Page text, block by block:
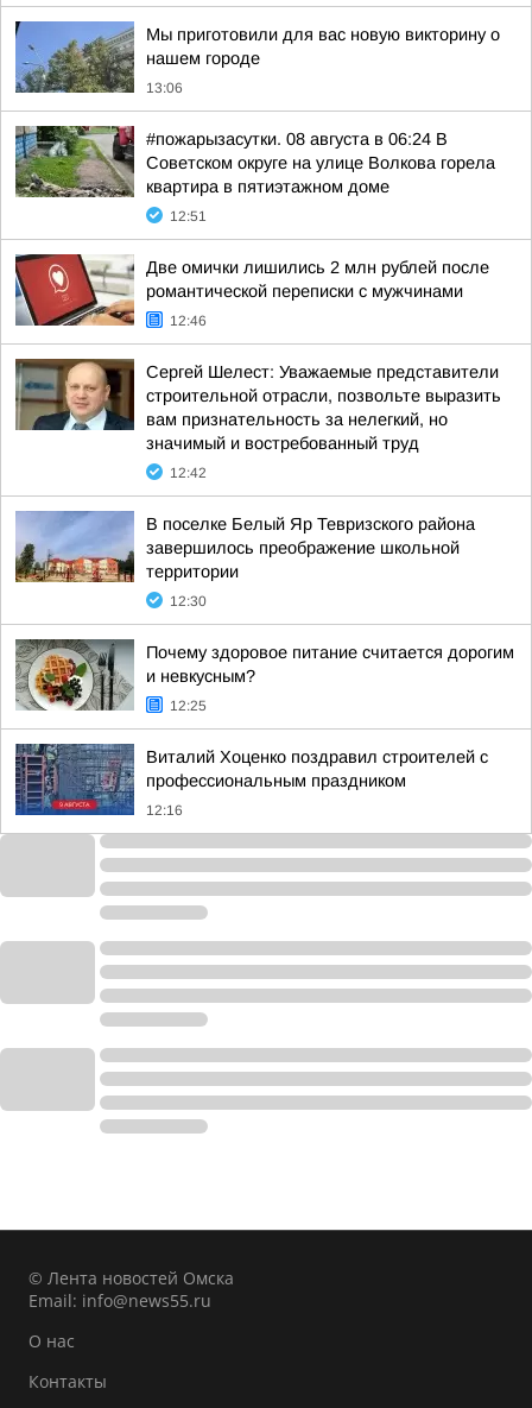
Мы приготовили для вас новую викторину о
нашем городе
13:06
#пожарызасутки. 08 августа в 06:24 В
Советском округе на улице Волкова горела
квартира в пятиэтажном доме
12:51
Две омички лишились 2 млн рублей после
романтической переписки с мужчинами
12:46
Сергей Шелест: Уважаемые представители
строительной отрасли, позвольте выразить
вам признательность за нелегкий, но
значимый и востребованный труд
12:42
В поселке Белый Яр Тевризского района
завершилось преображение школьной
территории
12:30
Почему здоровое питание считается дорогим
и невкусным?
12:25
Виталий Хоценко поздравил строителей с
профессиональным праздником
12:16
© Лента новостей Омска
Email: info@news55.ru
О нас
Контакты